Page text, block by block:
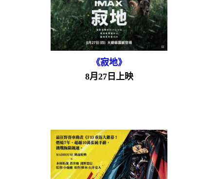
《寂地》
8月27日上映